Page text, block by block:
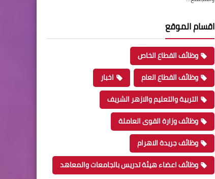
اقسام الموقع
وظائف القطاع الخاص
وظائف القطاع العام
اخبار
التربية والتعليم والازهر الشريف
وظائف وزارة القوى العاملة
وظائف جريدة الاهرام
وظائف اعضاء هيئة تدريس بالجامعات والمعاهد